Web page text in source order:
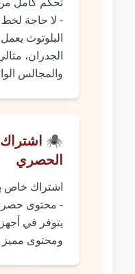
- لا حاجة
البلوتوث
الجدران،
والمجالس
الحصري
اشتراك خاص
- محتوى
يتوفر في
ومحتوى مميز